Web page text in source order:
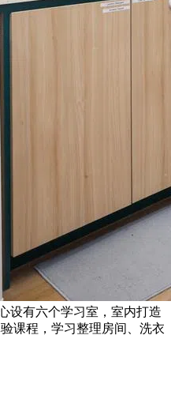
设有六个学习室，室内打造
课程，学习整理房间、洗衣